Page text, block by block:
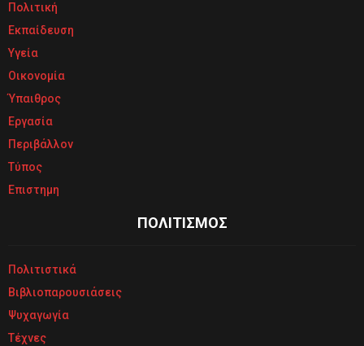
Πολιτική
Εκπαίδευση
Υγεία
Οικονομία
Ύπαιθρος
Εργασία
Περιβάλλον
Τύπος
Επιστημη
ΠΟΛΙΤΙΣΜΟΣ
Πολιτιστικά
Βιβλιοπαρουσιάσεις
Ψυχαγωγία
Τέχνες